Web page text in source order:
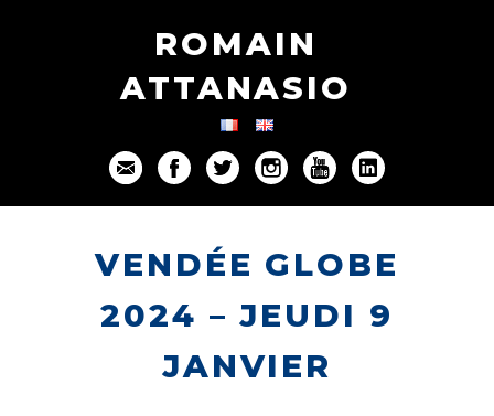
ROMAIN
ATTANASIO
VENDÉE GLOBE
2024 – JEUDI 9
JANVIER